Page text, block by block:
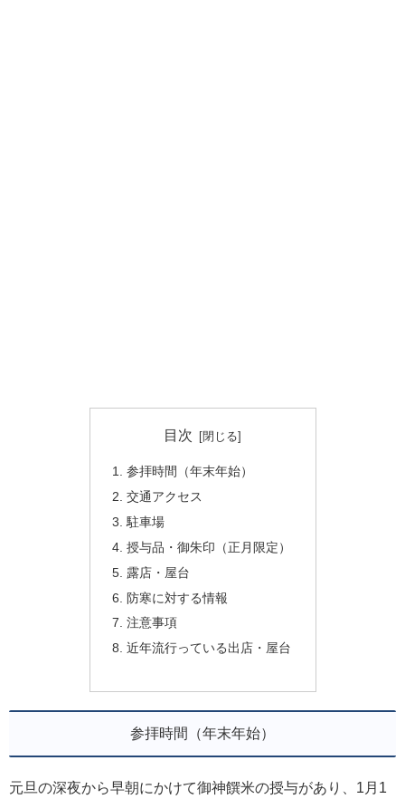
目次
参拝時間（年末年始）
交通アクセス
駐車場
授与品・御朱印（正月限定）
露店・屋台
防寒に対する情報
注意事項
近年流行っている出店・屋台
参拝時間（年末年始）
元旦の深夜から早朝にかけて御神饌米の授与があり、1月1